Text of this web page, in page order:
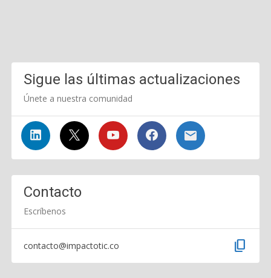
Sigue las últimas actualizaciones
Únete a nuestra comunidad
Contacto
Escríbenos
contacto@impactotic.co content_copy